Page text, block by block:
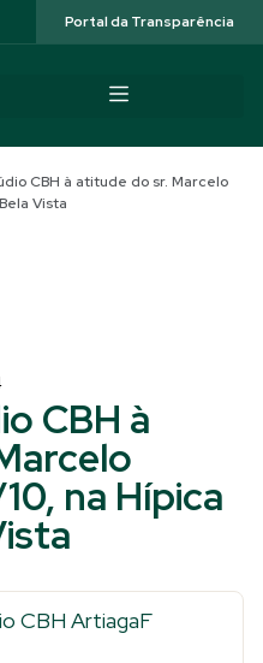
Portal da Transparência
CBH à atitude do sr. Marcelo
Vista
CBH à
na Hípica